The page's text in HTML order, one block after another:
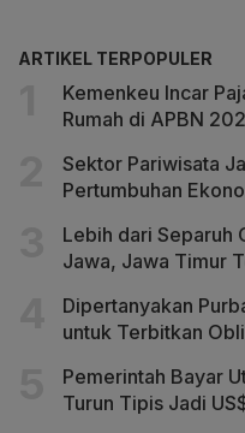
ARTIKEL TERPOPULER
Kemenkeu Incar
Rumah di APBN
Sektor Pariwisata
Pertumbuhan
Lebih dari Separuh
Jawa, Jawa Timur
Dipertanyakan
untuk Terbitkan
Pemerintah Bayar
Turun Tipis Jadi